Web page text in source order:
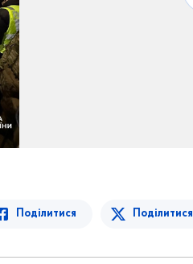
Поділитися Поділитися